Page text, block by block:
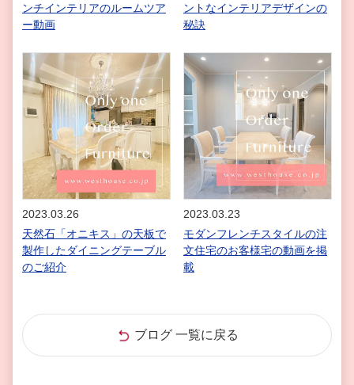
ンチインテリアのルームツア
ー動画
ントなインテリアデザインの
秘訣
2023.03.26
天然石「オニキス」の天板で
製作したダイニングテーブル
のご紹介
2023.03.23
モダンフレンチスタイルの注
文住宅のお客様宅の動画を掲
載
ブログ 一覧に戻る